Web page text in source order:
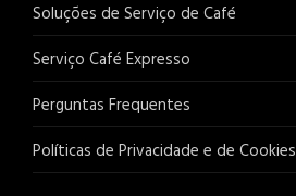
Soluções de Serviço de Café
Serviço Café Expresso
Perguntas Frequentes
Políticas de Privacidade e de Cookies